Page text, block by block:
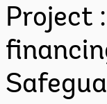
Project